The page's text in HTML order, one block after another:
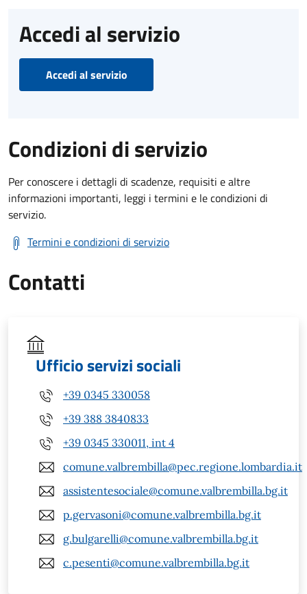
Accedi al servizio
Accedi al servizio
Condizioni di servizio
Per conoscere i dettagli di scadenze, requisiti e altre
informazioni importanti, leggi i termini e le condizioni di
servizio.
Termini e condizioni di servizio
Contatti
Ufficio servizi sociali
+39 0345 330058
+39 388 3840833
+39 0345 330011, int 4
comune.valbrembilla@pec.regione.lombardia.it
assistentesociale@comune.valbrembilla.bg.it
p.gervasoni@comune.valbrembilla.bg.it
g.bulgarelli@comune.valbrembilla.bg.it
c.pesenti@comune.valbrembilla.bg.it